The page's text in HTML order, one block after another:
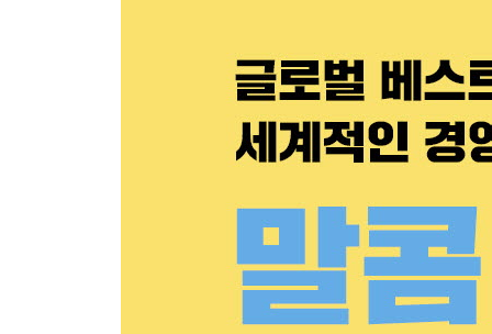
가장 극단적인 낯선 사람, KSMㅣ선진 신문 기
제5부. 결합의 파괴: 낯선 사람을 파악하기 위한 세
10. 시인의 죽음: 특정 방법과 연결되는 행동
자주 예고된 이별ㅣ저주받은 천재의 집착ㅣ일산
태어났다면ㅣ낯선 사람의 세상
11. 도시의 범죄: 특정 장소와 연결되는 행동
1차 캔자스시티 범죄 소탕 작전ㅣ2차 캔자스시티